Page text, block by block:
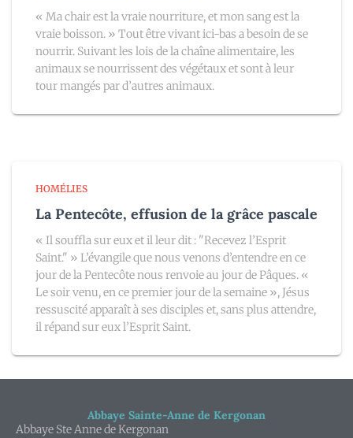
« Ma chair est la vraie nourriture, et mon sang est la
vraie boisson. » Tout être vivant ici-bas a besoin de se
nourrir. Suivant les lois de la chaîne alimentaire, les
animaux se nourrissent des végétaux et sont à leur
tour mangés par d’autres animaux.
HOMÉLIES
La Pentecôte, effusion de la grâce pascale
« Il souffla sur eux et il leur dit : "Recevez l’Esprit
Saint." » L’évangile que nous venons d’entendre en ce
jour de la Pentecôte nous renvoie au jour de Pâques. «
Le soir venu, en ce premier jour de la semaine », Jésus
ressuscité apparaît à ses disciples et, sans plus attendre,
il répand sur eux l’Esprit Saint.
Abbaye Sainte-Anne de Kergonan
Abbaye Ste Anne de Kergonan